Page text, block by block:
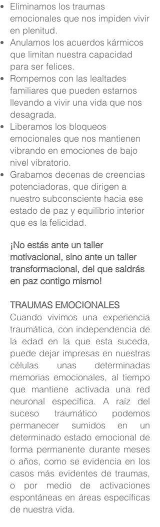
Eliminamos los traumas
emocionales que nos impiden vivir
en plenitud.
Anulamos los acuerdos kármicos
que limitan nuestra capacidad
para ser felices.
Rompemos con las lealtades
familiares que pueden estarnos
llevando a vivir una vida que nos
desagrada.
Liberamos los bloqueos
emocionales que nos mantienen
vibrando en emociones de bajo
nivel vibratorio.
Grabamos decenas de creencias
potenciadoras, que dirigen a
nuestro subconsciente hacia ese
estado de paz y equilibrio interior
que es la felicidad.
¡No estás ante un taller
motivacional, sino ante un taller
transformacional, del que saldrás
en paz contigo mismo!
TRAUMAS EMOCIONALES
Cuando vivimos una experiencia
traumática, con independencia de
la edad en la que esta suceda,
puede dejar impresas en nuestras
células unas determinadas
memorias emocionales, al tiempo
que mantiene activada una red
neuronal específica. A raíz del
suceso traumático podemos
permanecer sumidos en un
determinado estado emocional de
forma permanente durante meses
o años, como se evidencia en los
casos más evidentes de traumas,
o por medio de activaciones
espontáneas en áreas específicas
de nuestra vida.